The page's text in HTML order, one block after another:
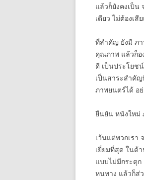
แล้วก็ยังคงเป็น
เดียว ไม่ต้องเ
ที่สำคัญ ยังมี ภา
คุณภาพ แล้วก็อ
ดี เป็นประโยช
เป็นสาระสำคั
ภาพยนตร์ได้ อ
ยืนยัน หนังใหม่
เว้นแต่พวกเรา
เยี่ยมที่สุด ในด้
แบบไม่มีกระตุ
หนทาง แล้วก็ส่